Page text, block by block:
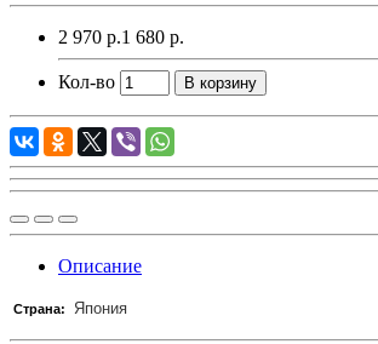
2 970 р.1 680 р.
Кол-во В корзину
Описание
Страна: Япония